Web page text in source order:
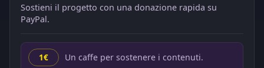
Sostieni il progetto con una donazione rapida su
PayPal.
1€ Un caffe per sostenere i contenuti.